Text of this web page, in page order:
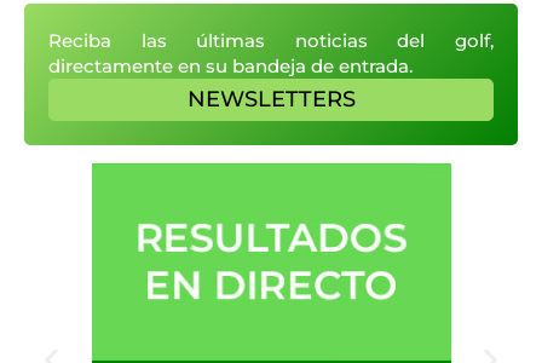
Reciba las últimas noticias del golf,
directamente en su bandeja de entrada.
NEWSLETTERS